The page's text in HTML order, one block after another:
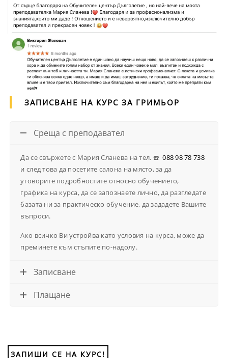
ЗАПИСВАНЕ НА КУРС ЗА ГРИМЬОР
Среща с преподавател
Да се свържете с Мария Сланева на тел. ☎️088 98 78 738
и след това да посетите салона на място, за да
уговорите подробностите относно обучението,
графика на курса, да се запознаете лично, да разгледате
базата ни за практическо обучение, да зададете Вашите
въпроси.
Ако всичко Ви устройва като условия на курса, може да
преминете към стъпите по-надолу.
Записване
Плащане
ЗАПИШИ СЕ НА КУРС!